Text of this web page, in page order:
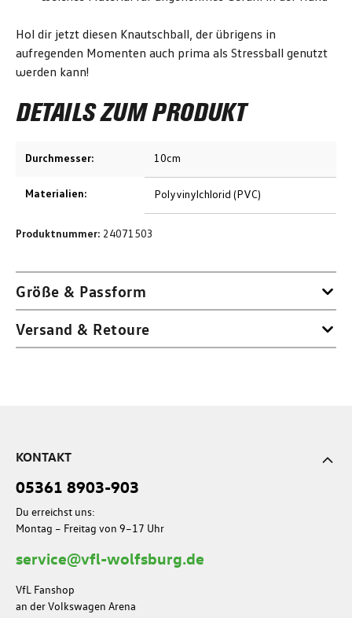
Hol dir jetzt diesen Knautschball, der übrigens in
aufregenden Momenten auch prima als Stressball genutzt
werden kann!
DETAILS ZUM PRODUKT
Durchmesser: 10cm
Materialien: Polyvinylchlorid (PVC)
Produktnummer: 24071503
Größe & Passform
Versand & Retoure
KONTAKT
05361 8903-903
Du erreichst uns:
Montag – Freitag von 9–17 Uhr
service@vfl-wolfsburg.de
VfL Fanshop
an der Volkswagen Arena